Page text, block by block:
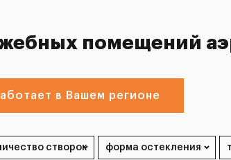
помещений
в Вашем регионе